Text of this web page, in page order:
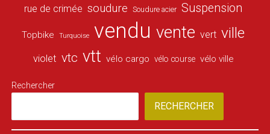
rue de crimée soudure Soudure acier Suspension
Topbike Turquoise vendu vente vert ville
violet vtc vtt vélo cargo vélo course vélo ville
Rechercher
RECHERCHER